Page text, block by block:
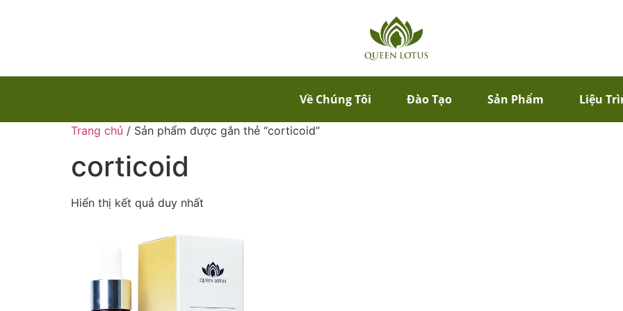
Về Chúng Tôi Đào Tạo Sản Phẩm Liệu
Trang chủ / Sản phẩm được gắn thẻ “corticoid”
corticoid
Hiển thị kết quả duy nhất